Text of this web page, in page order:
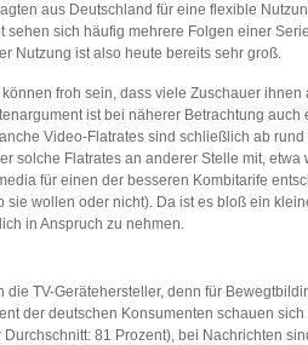
aus Deutschland für eine flexible
sehen sich häufig mehrere Folgen einer
Nutzung ist also heute bereits sehr groß.
froh sein, dass viele Zuschauer ihnen
ist bei näherer Betrachtung auch
Video-Flatrates sind schließlich ab rund
solche Flatrates an anderer Stelle mit, etwa
für einen der besseren Kombitarife
wollen oder nicht). Da ist es bloß ein
in Anspruch zu nehmen.
TV-Gerätehersteller, denn für
der deutschen Konsumenten schauen
81 Prozent), bei Nachrichten